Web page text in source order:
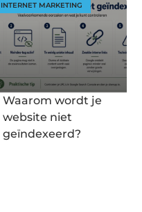
INTERNET MARKETING
Waarom wordt je
website niet
geïndexeerd?